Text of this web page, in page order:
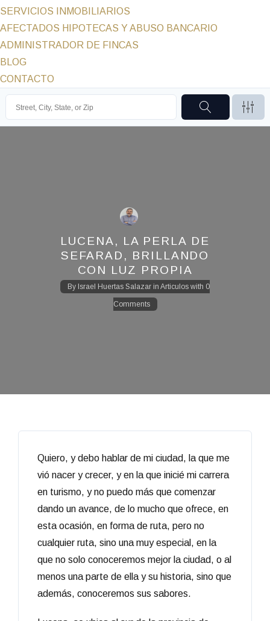
SERVICIOS INMOBILIARIOS
AFECTADOS HIPOTECAS Y ABUSO BANCARIO
ADMINISTRADOR DE FINCAS
BLOG
CONTACTO
LUCENA, LA PERLA DE
SEFARAD, BRILLANDO
CON LUZ PROPIA
By Israel Huertas Salazar in Articulos with 0
Comments
Quiero, y debo hablar de mi ciudad, la que me
vió nacer y crecer, y en la que inicié mi carrera
en turismo, y no puedo más que comenzar
dando un avance, de lo mucho que ofrece, en
esta ocasión, en forma de ruta, pero no
cualquier ruta, sino una muy especial, en la
que no solo conoceremos mejor la ciudad, o al
menos una parte de ella y su historia, sino que
además, conoceremos sus sabores.